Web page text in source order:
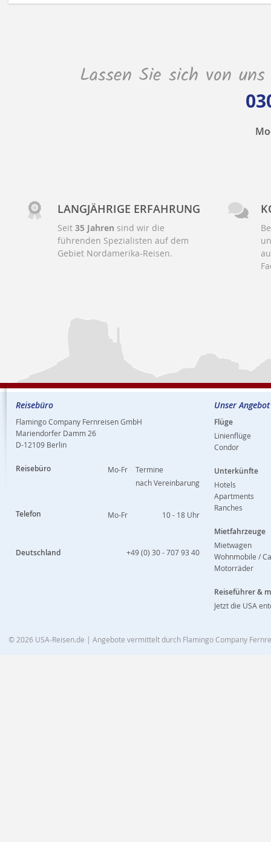
Lassen Sie sich von
LANGJÄHRIGE ERFAHRUNG
Seit 35 Jahren sind wir die
führenden Spezialisten auf dem
Gebiet Nordamerika-Reisen.
Reisebüro
Flamingo Company Fernreisen GmbH
Mariendorfer Damm 26
D-12109 Berlin
Reisebüro Mo-Fr
Termine
nach Vereinbarung
Telefon Mo-Fr 10 - 18 Uhr
Deutschland +49 (0) 30 - 707 93 40
Unser Angebot
Flüge
Linienflüge
Condor
Unterkünfte
Hotels
Apartments
Ranches
Mietfahrzeuge
Mietwagen
Wohnmobile /
Motorräder
Reiseführer &
Jetzt die USA
© 2026 USA-Reisen.de | Angebote vermittelt durch Flamingo Company